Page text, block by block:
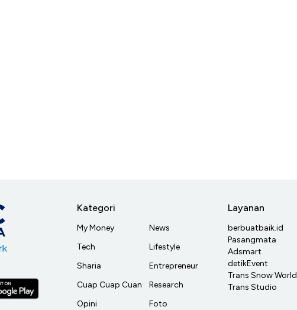
Kategori
My Money
Tech
Sharia
Cuap Cuap Cuan
Opini
News
Lifestyle
Entrepreneur
Research
Foto
Layanan
berbuatbaik.id
Pasangmata
Adsmart
detikEvent
Trans Snow World
Trans Studio